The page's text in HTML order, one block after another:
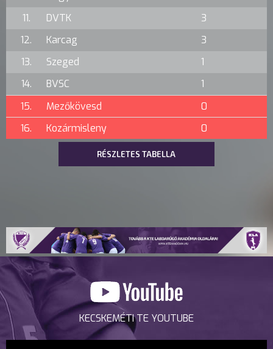
11.
DVTK
3
12.
Karcag
3
13.
Szeged
1
14.
BVSC
1
15.
Mezőkövesd
0
16.
Kozármisleny 0
RÉSZLETES TABELLA
KECSKEMÉTI TE YOUTUBE